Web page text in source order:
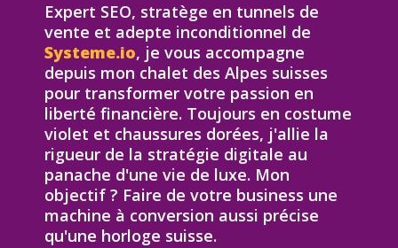
Expert SEO, stratège en tunnels de
vente et adepte inconditionnel de
Systeme.io, je vous accompagne
depuis mon chalet des Alpes suisses
pour transformer votre passion en
liberté financière. Toujours en costume
violet et chaussures dorées, j'allie la
rigueur de la stratégie digitale au
panache d'une vie de luxe. Mon
objectif ? Faire de votre business une
machine à conversion aussi précise
qu'une horloge suisse.